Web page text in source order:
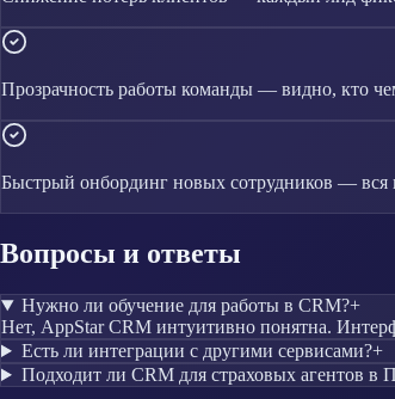
Прозрачность работы команды — видно, кто
Быстрый онбординг новых сотрудников — вся
Вопросы и ответы
Нужно ли обучение для работы в CRM?+
Нет, AppStar CRM интуитивно понятна.
Есть ли интеграции с другими сервисами?+
Подходит ли CRM для страховых агентов в